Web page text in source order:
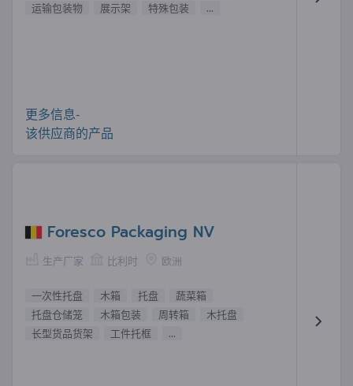
运输包装物
展示架 特殊包装 ...
更多信息-
该供应商的产品
Foresco Packaging NV
生产厂家 比利时 欧洲
一次性托盘 木箱 托盘
蔬菜箱
托盘仓储笼
木箱包装 周转箱
木托盘
长型货品货架
工件托框 ...